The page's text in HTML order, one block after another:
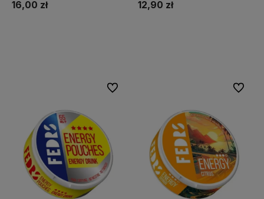
16,00 zł 12,90 zł
Do ulubionych Do